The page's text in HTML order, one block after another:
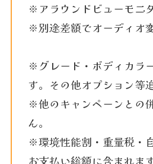
※アラウンドビューモニ
※別途差額でオーディオ
※グレード・ボディカラ
す。その他オプション等
※他のキャンペーンとの
ん。
※環境性能割・重量税・
お支払い総額に含まれます